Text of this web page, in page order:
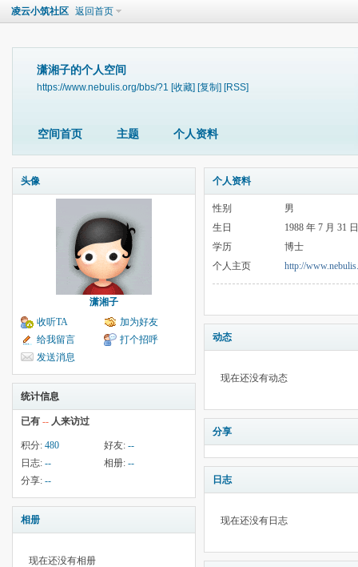
凌云小筑社区 返回首页
潇湘子的个人空间
https://www.nebulis.org/bbs/?1 [收藏] [复制] [RSS]
空间首页 主题 个人资料
头像
潇湘子
收听TA
加为好友
给我留言
打个招呼
发送消息
统计信息
已有 -- 人来访过
积分: 480 好友: --
日志: -- 相册: --
分享: --
相册
现在还没有相册
个人资料
性别
男
生日
1988 年 7 月 31 日
学历
博士
个人主页
http://
动态
现在还没有动态
分享
日志
现在还没有日志